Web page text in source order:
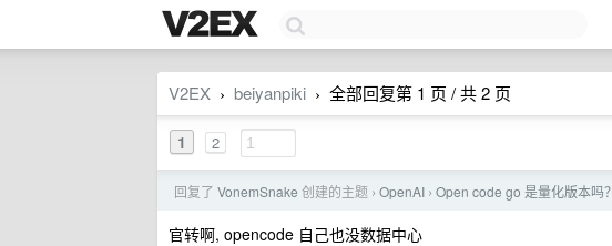
V2EX › beiyanpiki › 全部回复第 1 页 / 共 2 页
1 2
回复了 VonemSnake 创建的主题 › OpenAI › Open code go 是量化版本吗？
官转啊, opencode 自己也没数据中心